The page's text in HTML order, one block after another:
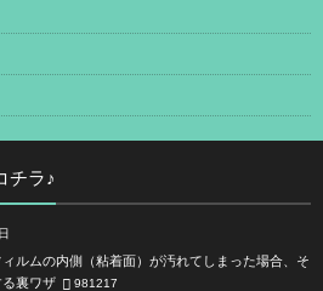
チラ♪
ルムの内側（粘着面）が汚れてしまった場合、そ
裏ワザ
981217